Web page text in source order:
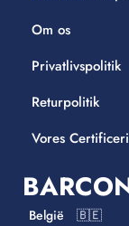
Om os
Privatlivspolitik
Returpolitik
Vores
België 🇧🇪